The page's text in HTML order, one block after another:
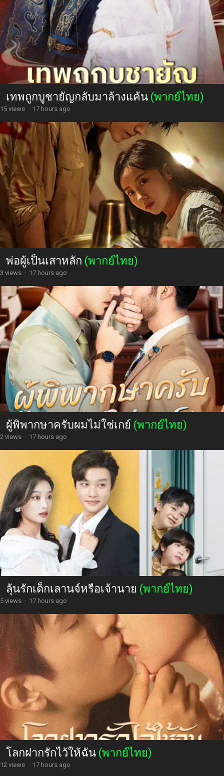
เทพถูกบูชายัญกลับมาล้างแค้น (พากย์ไทย)
15 views · 17 hours ago
พ่อผู้เป็นเสาหลัก (พากย์ไทย)
3 views · 17 hours ago
ผู้พิพากษาครับผมไม่ใช่เกย์ (พากย์ไทย)
2 views · 17 hours ago
ลุ้นรักเด็กเลานจ์หรือเจ้านาย (พากย์ไทย)
5 views · 17 hours ago
โลกฝากรักไว้ให้ฉัน (พากย์ไทย)
12 views · 17 hours ago